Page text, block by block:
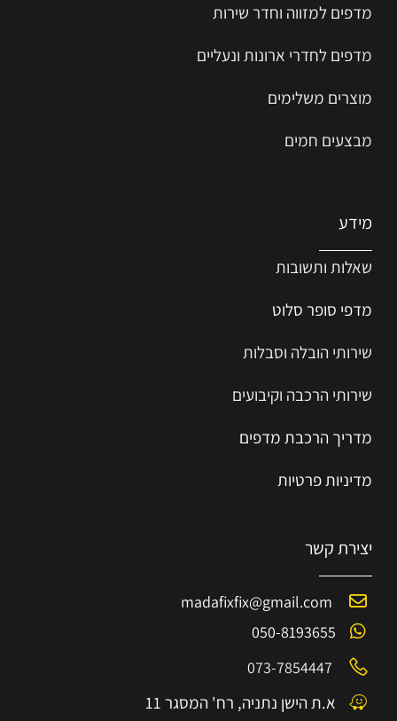
מדפים למזווה וחדר שירות
מדפים לחדרי ארונות ונעליים
מוצרים משלימים
מבצעים חמים
מידע
שאלות ותשובות
מדפי סופר סלוט
שירותי הובלה וסבלות
שירותי הרכבה וקיבועים
מדריך הרכבת מדפים
מדיניות פרטיות
יצירת קשר
madafixfix@gmail.com
050-8193655
073-7854447
א.ת הישן נתניה, רח' המסגר 11